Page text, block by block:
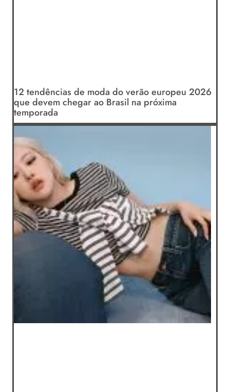
12 tendências de moda do verão europeu 2026
que devem chegar ao Brasil na próxima
temporada